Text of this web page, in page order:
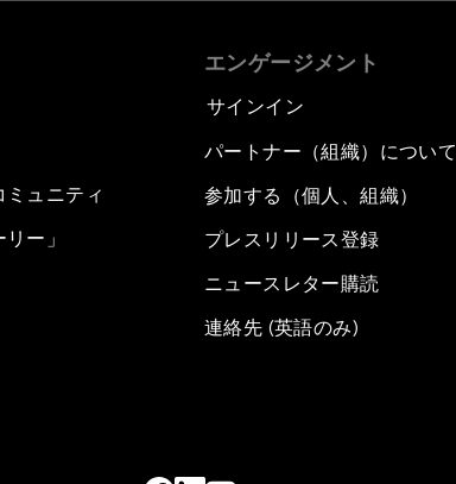
ュニティ
ー」
エンゲージメント
サインイン
パートナー（組織）について
参加する（個人、組織）
プレスリリース登録
ニュースレター購読
連絡先 (英語のみ)